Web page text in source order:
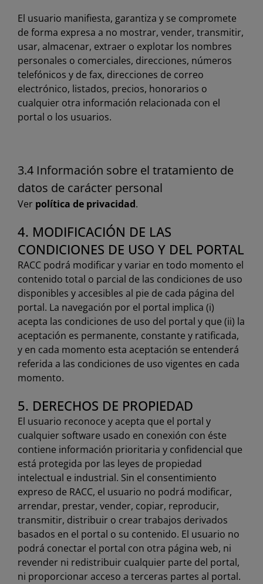
El usuario manifiesta, garantiza y se compromete
de forma expresa a no mostrar, vender, transmitir,
usar, almacenar, extraer o explotar los nombres
personales o comerciales, direcciones, números
telefónicos y de fax, direcciones de correo
electrónico, listados, precios, honorarios o
cualquier otra información relacionada con el
portal o los usuarios.
3.4 Información sobre el tratamiento de
datos de carácter personal
Ver política de privacidad.
4. MODIFICACIÓN DE LAS
CONDICIONES DE USO Y DEL PORTAL
RACC podrá modificar y variar en todo momento el
contenido total o parcial de las condiciones de uso
disponibles y accesibles al pie de cada página del
portal. La navegación por el portal implica (i)
acepta las condiciones de uso del portal y que (ii) la
aceptación es permanente, constante y ratificada,
y en cada momento esta aceptación se entenderá
referida a las condiciones de uso vigentes en cada
momento.
5. DERECHOS DE PROPIEDAD
El usuario reconoce y acepta que el portal y
cualquier software usado en conexión con éste
contiene información prioritaria y confidencial que
está protegida por las leyes de propiedad
intelectual e industrial. Sin el consentimiento
expreso de RACC, el usuario no podrá modificar,
arrendar, prestar, vender, copiar, reproducir,
transmitir, distribuir o crear trabajos derivados
basados en el portal o su contenido. El usuario no
podrá conectar el portal con otra página web, ni
revender ni redistribuir cualquier parte del portal,
ni proporcionar acceso a terceras partes al portal.